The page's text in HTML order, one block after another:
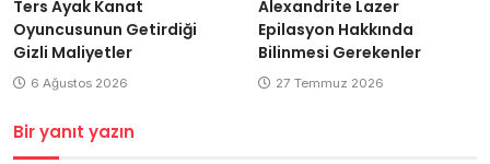
Ters Ayak Kanat
Oyuncusunun Getirdiği
Gizli Maliyetler
6 Ağustos 2026
Alexandrite Lazer
Epilasyon Hakkında
Bilinmesi Gerekenler
27 Temmuz 2026
Bir yanıt yazın